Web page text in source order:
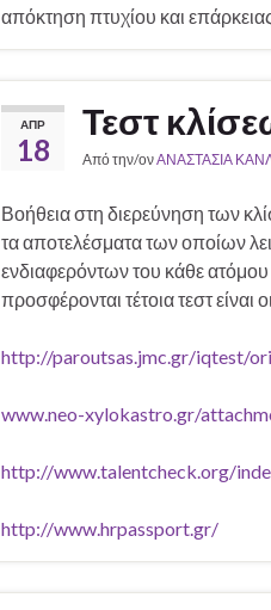
απόκτηση πτυχίου και
ΑΠΡ
18
Τεστ
Από την/ονΑΝΑΣΤΑΣΙΑ
Βοήθεια στη διερεύνηση των
τα αποτελέσματα των οποίων
ενδιαφερόντων του κάθε ατόμου
προσφέρονται τέτοια τεστ είναι
http://paroutsas.jmc.gr/iqtest/
www.neo-xylokastro.gr/
http://www.talentcheck.org/
http://www.hrpassport.gr/